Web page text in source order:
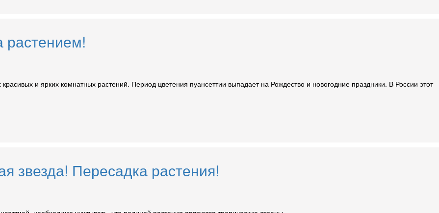
растением!
и ярких комнатных растений. Период цветения пуансеттии выпадает на Рождество и новогодние праздники. В России этот
звезда! Пересадка растения!